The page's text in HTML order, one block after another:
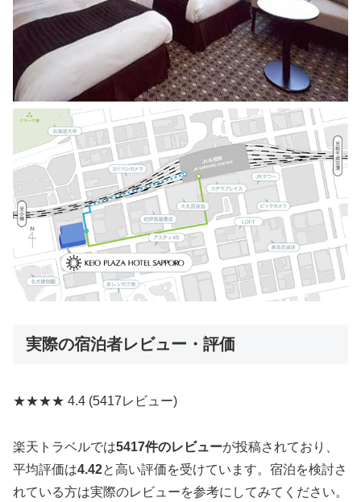
実際の宿泊者レビュー・評価
★★★★ 4.4 (5417レビュー)
楽天トラベルでは5417件のレビューが投稿されており、
平均評価は4.42と高い評価を受けています。宿泊を検討さ
れている方は実際のレビューを参考にしてみてください。